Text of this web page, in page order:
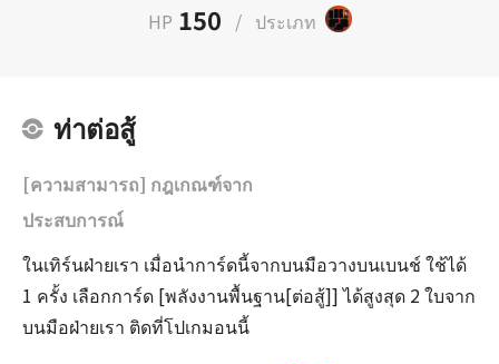
HP 150 / ประเภท
ท่าต่อสู้
[ความสามารถ] กฎเกณฑ์จาก
ประสบการณ์
ในเทิร์นฝ่ายเรา เมื่อนำการ์ดนี้จากบนมือวางบนเบนช์ ใช้ได้
1 ครั้ง เลือกการ์ด [พลังงานพื้นฐาน[ต่อสู้]] ได้สูงสุด 2 ใบจาก
บนมือฝ่ายเรา ติดที่โปเกมอนนี้